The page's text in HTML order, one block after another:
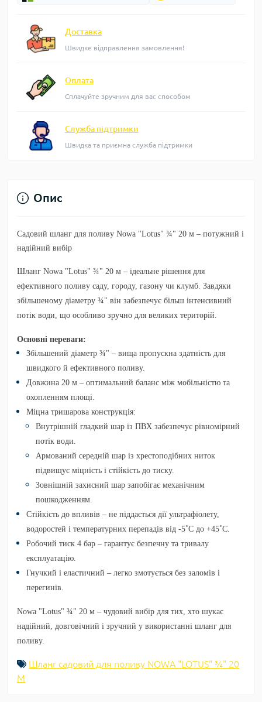
Доставка
Швидке відправлення замовлення!
Оплата
Сплачуйте зручним для вас способом
Служба підтримки
Швидка та приємна служба підтримки
Опис
Садовий шланг для поливу Nowa "Lotus" ¾" 20 м – потужний і
надійний вибір
Шланг Nowa "Lotus" ¾" 20 м – ідеальне рішення для
ефективного поливу саду, городу, газону чи клумб. Завдяки
збільшеному діаметру ¾" він забезпечує більш інтенсивний
потік води, що особливо зручно для великих територій.
Основні переваги:
Збільшений діаметр ¾" – вища пропускна здатність для
швидкого й ефективного поливу.
Довжина 20 м – оптимальний баланс між мобільністю та
охопленням площі.
Міцна тришарова конструкція:
Внутрішній гладкий шар із ПВХ забезпечує рівномірний
потік води.
Армований середній шар із хрестоподібних ниток
підвищує міцність і стійкість до тиску.
Зовнішній захисний шар запобігає механічним
пошкодженням.
Стійкість до впливів – не піддається дії ультрафіолету,
водоростей і температурних перепадів від -5˚С до +45˚С.
Робочий тиск 4 бар – гарантує безпечну та тривалу
експлуатацію.
Гнучкий і еластичний – легко змотується без заломів і
перегинів.
Nowa "Lotus" ¾" 20 м – чудовий вибір для тих, хто шукає
надійний, довговічний і зручний у використанні шланг для
поливу.
Шланг садовий для поливу NOWA "LOTUS" ¾" 20
М